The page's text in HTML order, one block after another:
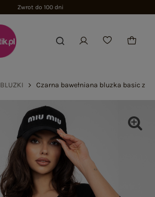
Zwrot do 100 dni
BLUZKI Czarna bawełniana bluzka basic z